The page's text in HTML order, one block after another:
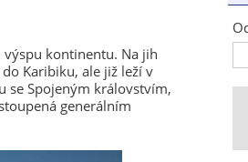
kontinentu. Na jih
Karibiku, ale již leží v
se Spojeným královstvím,
generálním